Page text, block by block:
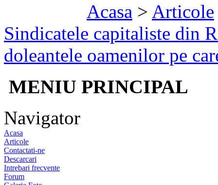
Acasa > Articole
Sindicatele capitaliste din
doleantele oamenilor pe
MENIU PRINCIPAL
Navigator
Acasa
Articole
Contactati-ne
Descarcari
Intrebari frecvente
Forum